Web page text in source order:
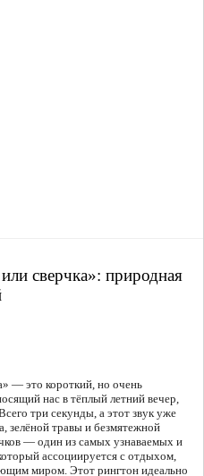
сверчка»: природная
— это короткий, но очень
нас в тёплый летний вечер,
три секунды, а этот звук уже
зелёной травы и безмятежной
— один из самых узнаваемых и
ассоциируется с отдыхом,
миром. Этот рингтон идеально